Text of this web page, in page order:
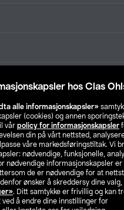
hos Clas
alle informasjonskapsler»
(cookies) og annen
vår policy for informasjonskapsler
din på vårt nettsted,
våre markedsføringstiltak. Vi
nødvendige, funksjonelle,
nødvendige informasjonskapsler er
de er nødvendige for at
ønsker å skreddersy dine valg,
. Ditt samtykke er frivillig og kan
ved å endre dine innstillinger for
Finn din butikk
SE NO FI